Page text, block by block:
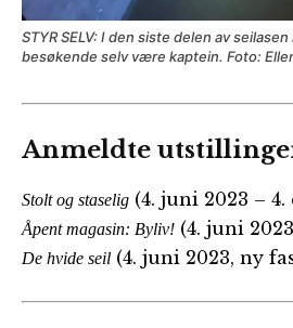
STYR SELV: I den siste delen av
besøkende selv være kaptein. Foto:
Anmeldte
Stolt og staselig (4. juni 2023 – 4.
Åpent magasin: Byliv! (4. juni
De hvide seil (4. juni 2023, ny